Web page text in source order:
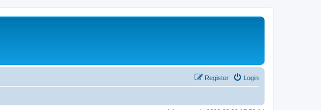
Login
Register